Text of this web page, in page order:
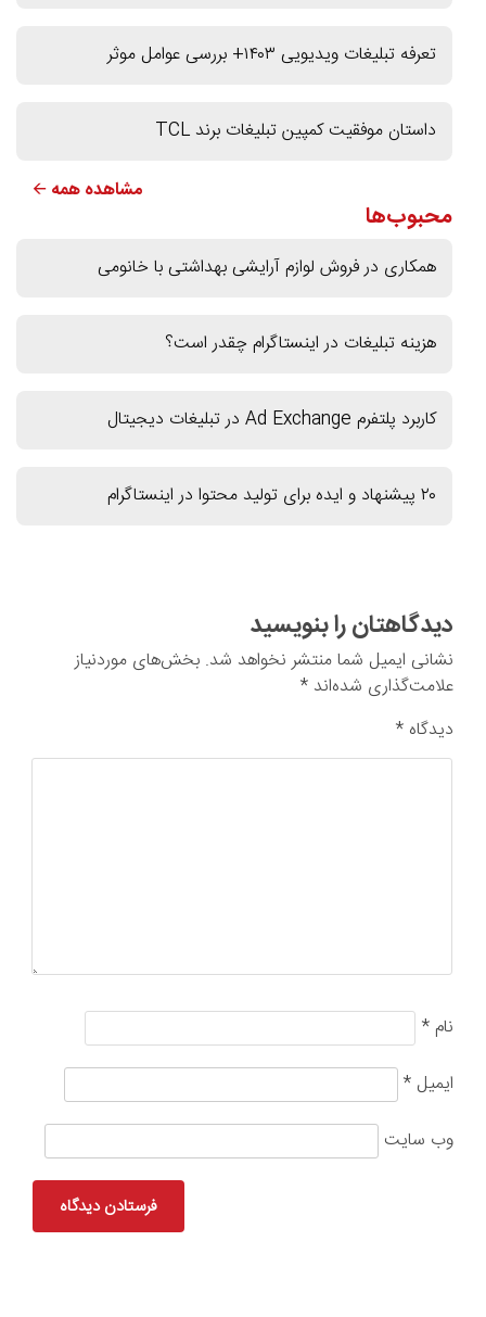
تعرفه تبلیغات ویدیویی ۱۴۰۳+ بررسی عوامل موثر
داستان موفقیت کمپین تبلیغات برند TCL
مشاهده همه 🡨
محبوب‌ها
همکاری در فروش لوازم آرایشی بهداشتی با خانومی
هزینه تبلیغات در اینستاگرام چقدر است؟
کاربرد پلتفرم Ad Exchange در تبلیغات دیجیتال
۲۰ پیشنهاد و ایده برای تولید محتوا در اینستاگرام
دیدگاهتان را بنویسید
نشانی ایمیل شما منتشر نخواهد شد. بخش‌های موردنیاز
علامت‌گذاری شده‌اند *
دیدگاه *
نام *
ایمیل *
وب‌ سایت